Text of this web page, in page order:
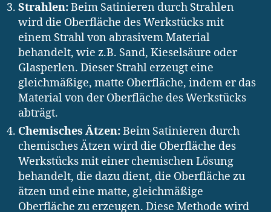
Strahlen:Beim Satinieren durch Strahlen
wird die Oberfläche des Werkstücks mit
einem Strahl von abrasivem Material
behandelt, wie z.B. Sand, Kieselsäure oder
Glasperlen. Dieser Strahl erzeugt eine
gleichmäßige, matte Oberfläche, indem er das
Material von der Oberfläche des Werkstücks
abträgt.
Chemisches Ätzen:Beim Satinieren durch
chemisches Ätzen wird die Oberfläche des
Werkstücks mit einer chemischen Lösung
behandelt, die dazu dient, die Oberfläche zu
ätzen und eine matte, gleichmäßige
Oberfläche zu erzeugen. Diese Methode wird